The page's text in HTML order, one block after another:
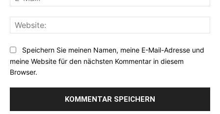
Speichern Sie meinen Namen, meine E-Mail-Adresse und
meine Website für den nächsten Kommentar in diesem
Browser.